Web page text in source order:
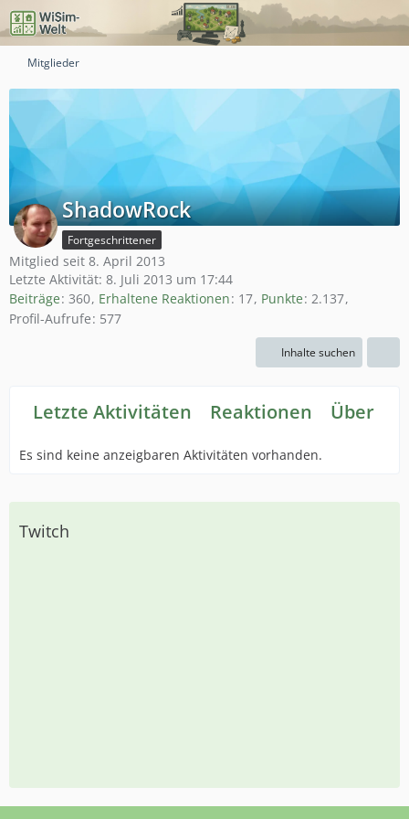
Mitglieder
ShadowRock
Fortgeschrittener
Mitglied seit 8. April 2013
Letzte Aktivität: 8. Juli 2013 um 17:44
Beiträge 360 Erhaltene Reaktionen 17 Punkte 2.137
Profil-Aufrufe 577
Inhalte suchen
Letzte Aktivitäten Reaktionen Über
Es sind keine anzeigbaren Aktivitäten vorhanden.
Twitch